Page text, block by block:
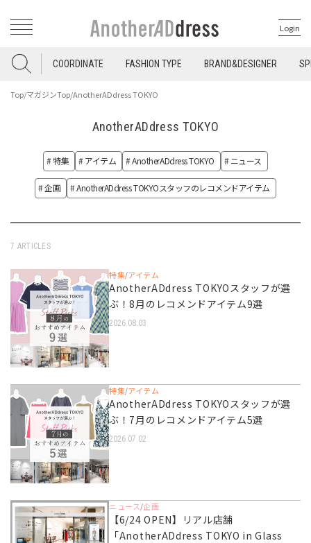
Login
COORDINATE FASHION TYPE BRAND&DESIGNER
Top/マガジンTop/AnotherADdress TOKYO
AnotherADdress TOKYO
# 特集 # アイテム # AnotherADdress TOKYO # ニュース
# 企画 # AnotherADdress TOKYOスタッフのレコメンドアイテム
7 ARTICLES
特集/アイテム
AnotherADdress TOKYOスタッフが選
ぶ！8月のレコメンドアイテム9選
2026.08.03
特集/アイテム
AnotherADdress TOKYOスタッフが選
ぶ！7月のレコメンドアイテム5選
2026.07.02
ニュース /企画
【6/24 OPEN】リアル店舗
「AnotherADdress TOKYO in Glass